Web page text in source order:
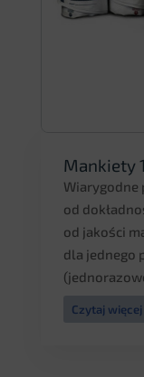
Mankiety
Wiarygodne
od
od jakości
dla jednego
Czytaj więcej